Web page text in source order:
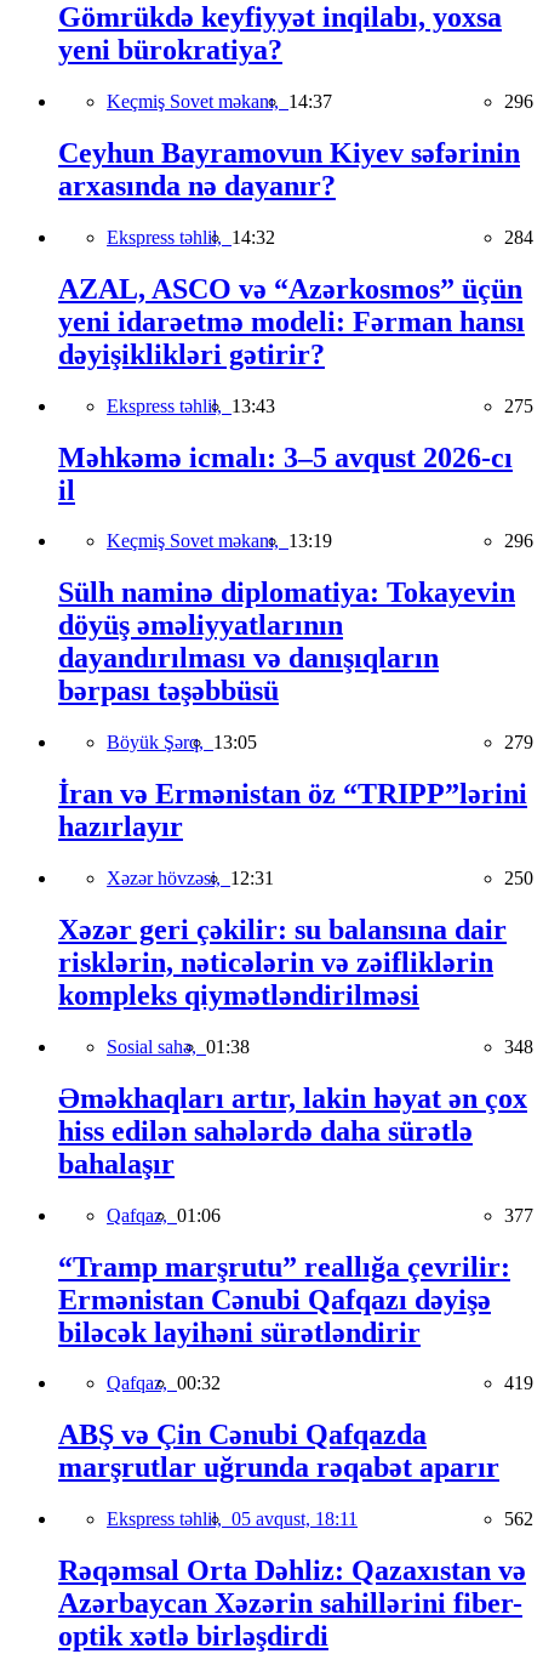
Gömrükdə keyfiyyət inqilabı, yoxsa
yeni bürokratiya?
Keçmiş Sovet məkanı, 14:37 296
Ceyhun Bayramovun Kiyev səfərinin
arxasında nə dayanır?
Ekspress təhlil, 14:32 284
AZAL, ASCO və “Azərkosmos” üçün
yeni idarəetmə modeli: Fərman hansı
dəyişiklikləri gətirir?
Ekspress təhlil, 13:43 275
Məhkəmə icmalı: 3–5 avqust 2026-cı
il
Keçmiş Sovet məkanı, 13:19 296
Sülh naminə diplomatiya: Tokayevin
döyüş əməliyyatlarının
dayandırılması və danışıqların
bərpası təşəbbüsü
Böyük Şərq, 13:05 279
İran və Ermənistan öz “TRIPP”lərini
hazırlayır
Xəzər hövzəsi, 12:31 250
Xəzər geri çəkilir: su balansına dair
risklərin, nəticələrin və zəifliklərin
kompleks qiymətləndirilməsi
Sosial sahə, 01:38 348
Əməkhaqları artır, lakin həyat ən çox
hiss edilən sahələrdə daha sürətlə
bahalaşır
Qafqaz, 01:06 377
“Tramp marşrutu” reallığa çevrilir:
Ermənistan Cənubi Qafqazı dəyişə
biləcək layihəni sürətləndirir
Qafqaz, 00:32 419
ABŞ və Çin Cənubi Qafqazda
marşrutlar uğrunda rəqabət aparır
Ekspress təhlil, 05 avqust, 18:11 562
Rəqəmsal Orta Dəhliz: Qazaxıstan və
Azərbaycan Xəzərin sahillərini fiber-
optik xətlə birləşdirdi